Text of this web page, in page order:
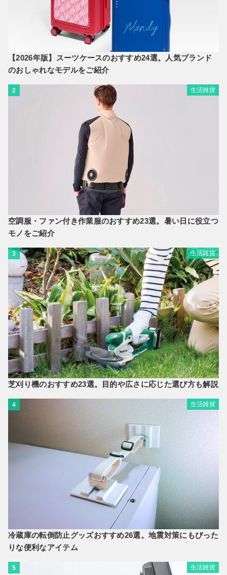
【2026年版】スーツケースのおすすめ24選。人気ブランド
のおしゃれなモデルをご紹介
2 生活雑貨
空調服・ファン付き作業服のおすすめ23選。暑い日に役立つ
モノをご紹介
3 生活雑貨
芝刈り機のおすすめ23選。目的や広さに応じた選び方も解説
4 生活雑貨
冷蔵庫の転倒防止グッズおすすめ26選。地震対策にもぴった
りな便利なアイテム
5 生活雑貨